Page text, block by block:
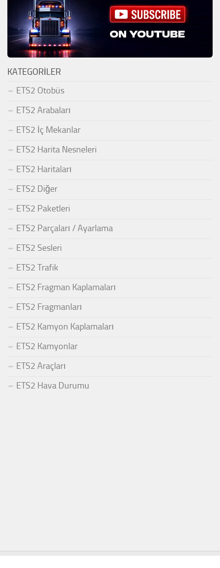
KATEGORILER
ETS2 Otobüs
ETS2 Arabaları
ETS2 İç Mekanlar
ETS2 Harita Nesneleri
ETS2 Haritaları
ETS2 Diğer
ETS2 Paketleri
ETS2 Parçaları / Ayarlama
ETS2 Sesleri
ETS2 Trafik
ETS2 Fragman Kaplamaları
ETS2 Fragmanları
ETS2 Kamyon Kaplamaları
ETS2 Kamyonlar
ETS2 Araçları
ETS2 Hava Durumu